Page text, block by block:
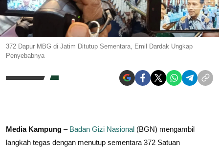
372 Dapur MBG di Jatim Ditutup Sementara, Emil Dardak Ungkap
Penyebabnya
Media Kampung – Badan Gizi Nasional (BGN) mengambil
langkah tegas dengan menutup sementara 372 Satuan